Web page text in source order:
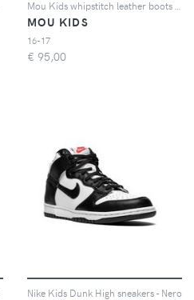
MOU KIDS
16-17
€ 95,00
Nike Kids Dunk High sneakers - Nero